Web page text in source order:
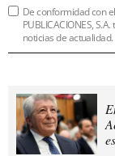
De conformidad con el
PUBLICACIONES,
noticias de actualidad.